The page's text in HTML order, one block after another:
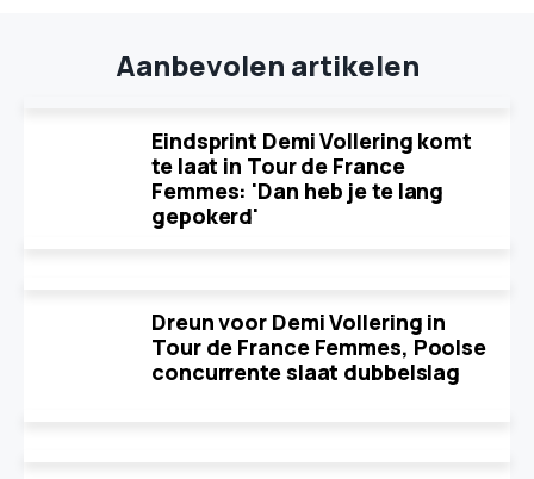
Aanbevolen artikelen
Eindsprint Demi Vollering komt
te laat in Tour de France
Femmes: 'Dan heb je te lang
gepokerd'
Dreun voor Demi Vollering in
Tour de France Femmes, Poolse
concurrente slaat dubbelslag